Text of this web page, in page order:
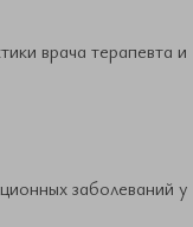
врача терапевта и
заболеваний у